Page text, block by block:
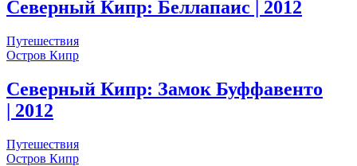
Северный Кипр: Беллапаис | 2012
Путешествия
Остров Кипр
Северный Кипр: Замок Буффавенто
| 2012
Путешествия
Остров Кипр